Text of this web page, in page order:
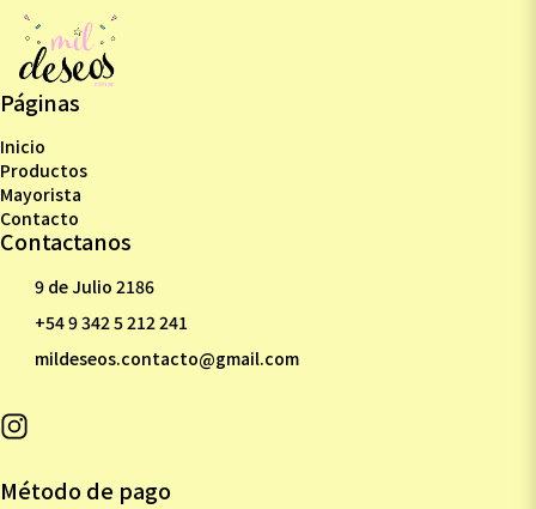
Páginas
Inicio
Productos
Mayorista
Contacto
Contactanos
9 de Julio 2186
+54 9 342 5 212 241
mildeseos.contacto@gmail.com
Método de pago